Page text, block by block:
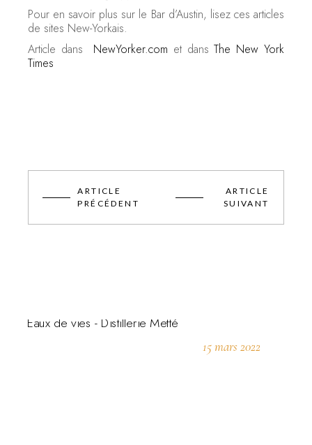
Pour en savoir plus sur le Bar d’Austin, lisez ces articles
de sites New-Yorkais.
Article dans NewYorker.com et dansThe New York
Times
ARTICLE
PRÉCÉDENT
ARTICLE
SUIVANT
15 mars 2022